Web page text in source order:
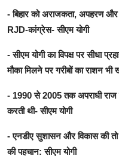
- बिहार को अराजकता, अपहरण और
RJD-कांग्रेस- सीएम योगी
- सीएम योगी का विपक्ष पर सीधा
मौका मिलने पर गरीबों का राशन भी
- 1990 से 2005 तक अपराधी
करती थी- सीएम योगी
- एनडीए सुशासन और विकास की
की पहचान: सीएम योगी